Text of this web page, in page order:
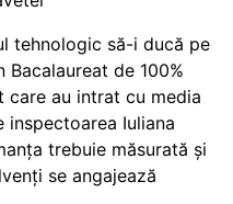
tehnologic să-i ducă pe
de 100%
care au intrat cu media
inspectoarea Iuliana
trebuie măsurată și
se angajează